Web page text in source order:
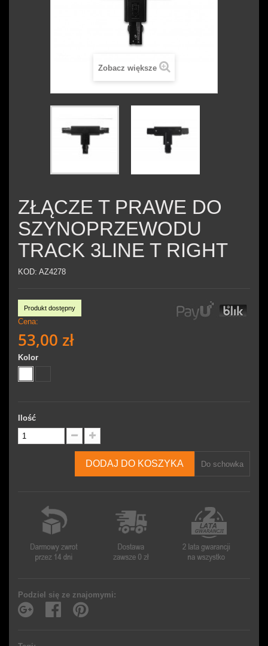
Zobacz większe
ZŁĄCZE T PRAWE DO
SZYNOPRZEWODU
TRACK 3LINE T RIGHT
KOD: AZ4278
Produkt dostępny
Cena:
53,00 zł
Kolor
Ilość
DODAJ DO KOSZYKA Do schowka
Podziel się ze znajomymi: